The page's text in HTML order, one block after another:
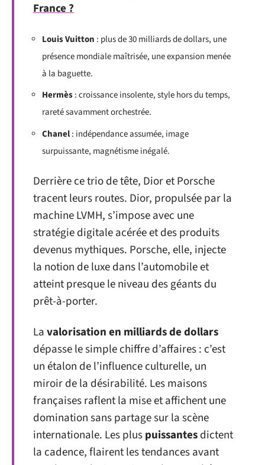
France ?
Louis Vuitton : plus de 30 milliards de dollars, une
présence mondiale maîtrisée, une expansion menée
à la baguette.
Hermès: croissance insolente, style hors du temps,
rareté savamment orchestrée.
Chanel: indépendance assumée, image
surpuissante, magnétisme inégalé.
Derrière ce trio de tête, Dior et Porsche
tracent leurs routes. Dior, propulsée par la
machine LVMH, s’impose avec une
stratégie digitale acérée et des produits
devenus mythiques. Porsche, elle, injecte
la notion de luxe dans l’automobile et
atteint presque le niveau des géants du
prêt-à-porter.
Lavalorisation en milliards de dollars
dépasse le simple chiffre d’affaires : c’est
un étalon de l’influence culturelle, un
miroir de la désirabilité. Les maisons
françaises raflent la mise et affichent une
domination sans partage sur la scène
internationale. Les pluspuissantesdictent
la cadence, flairent les tendances avant